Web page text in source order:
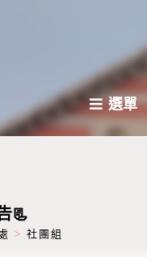
選單
📃
> 社團組